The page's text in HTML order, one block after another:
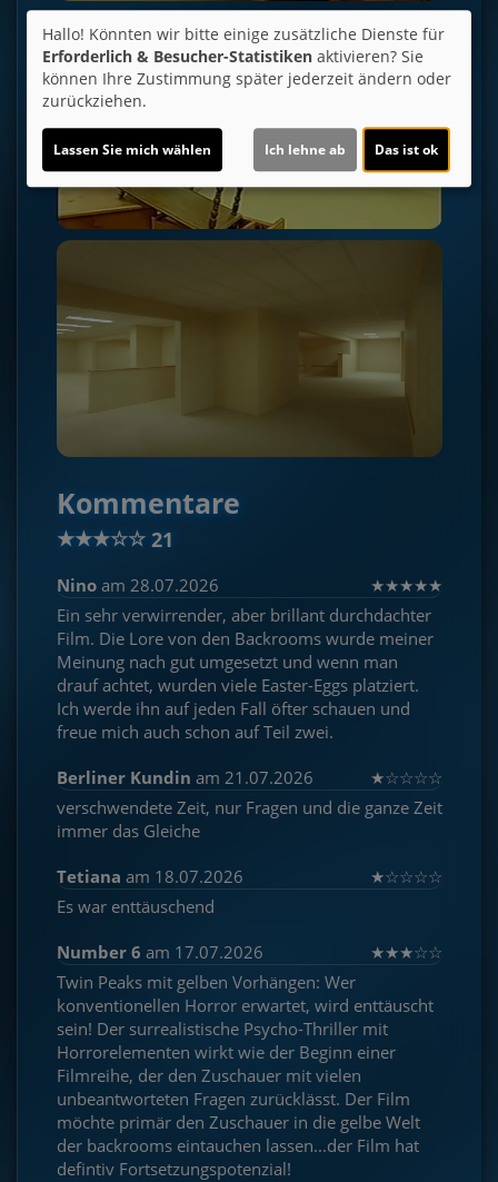
Kommentare
★★★☆☆ 21
Nino am 28.07.2026 ★★★★★
Ein sehr verwirrender, aber brillant durchdachter
Film. Die Lore von den Backrooms wurde meiner
Meinung nach gut umgesetzt und wenn man
drauf achtet, wurden viele Easter-Eggs platziert.
Ich werde ihn auf jeden Fall öfter schauen und
freue mich auch schon auf Teil zwei.
Berliner Kundin am 21.07.2026 ★☆☆☆☆
verschwendete Zeit, nur Fragen und die ganze Zeit
immer das Gleiche
Tetiana am 18.07.2026 ★☆☆☆☆
Es war enttäuschend
Number 6 am 17.07.2026 ★★★☆☆
Twin Peaks mit gelben Vorhängen: Wer
konventionellen Horror erwartet, wird enttäuscht
sein! Der surrealistische Psycho-Thriller mit
Horrorelementen wirkt wie der Beginn einer
Filmreihe, der den Zuschauer mit vielen
unbeantworteten Fragen zurücklässt. Der Film
möchte primär den Zuschauer in die gelbe Welt
der backrooms eintauchen lassen...der Film hat
defintiv Fortsetzungspotenzial!
Hallo! Könnten wir bitte einige zusätzliche Dienste für
Erforderlich & Besucher-Statistiken aktivieren? Sie
können Ihre Zustimmung später jederzeit ändern oder
zurückziehen.
Lassen Sie mich wählen Ich lehne ab Das ist ok